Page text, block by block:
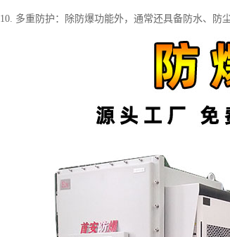
10. 多重防护：除防爆功能外，通常还具备防水、防